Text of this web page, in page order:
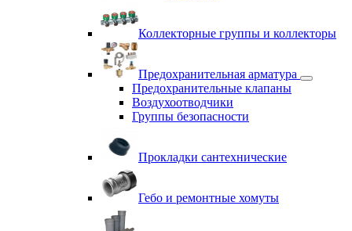
Коллекторные группы и коллекторы
Предохранительная арматура
Предохранительные клапаны
Воздухоотводчики
Группы безопасности
Прокладки сантехнические
Гебо и ремонтные хомуты